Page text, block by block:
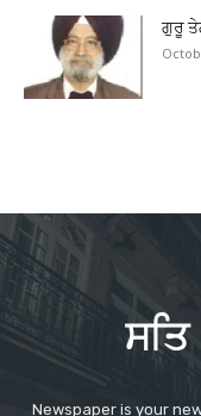
ਗੁਰੂ
Newspaper is your